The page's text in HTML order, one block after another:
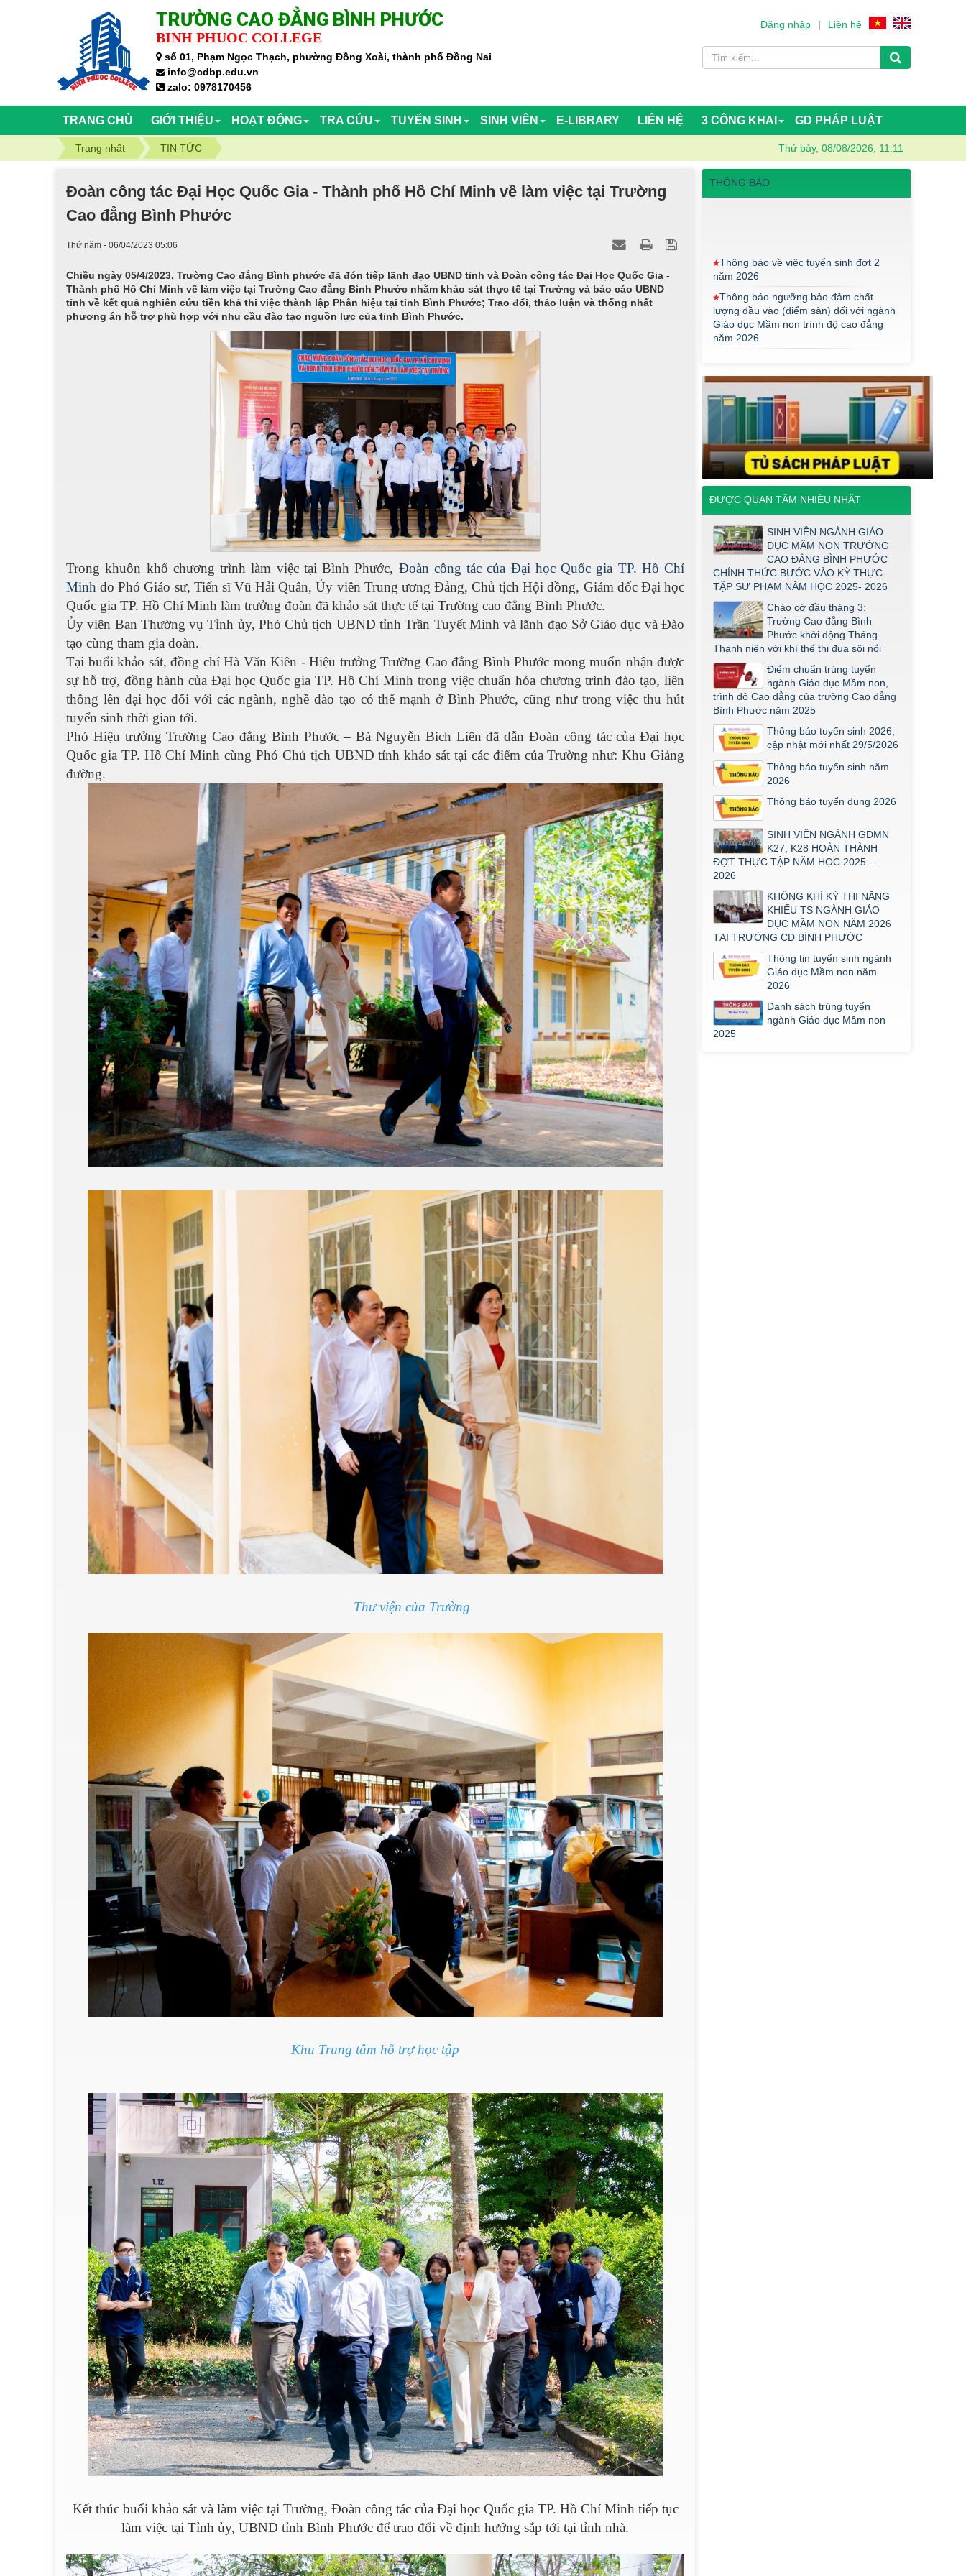
TRƯỜNG CAO ĐẲNG BÌNH PHƯỚC
BINH PHUOC COLLEGE
số 01, Phạm Ngọc Thạch, phường Đồng Xoài, thành phố Đồng Nai
info@cdbp.edu.vn
zalo: 0978170456
Đăng nhập | Liên hệ
TRANG CHỦ GIỚI THIỆU HOẠT ĐỘNG TRA CỨU TUYỂN SINH SINH VIÊN E-LIBRARY LIÊN HỆ 3 CÔNG KHAI GD PHÁP LUẬT
Trang nhất TIN TỨC Thứ bảy, 08/08/2026, 11:11
Đoàn công tác Đại Học Quốc Gia - Thành phố Hồ Chí Minh về làm việc tại Trường
Cao đẳng Bình Phước
Thứ năm - 06/04/2023 05:06
Chiều ngày 05/4/2023, Trường Cao đẳng Bình phước đã đón tiếp lãnh đạo UBND tỉnh và Đoàn công tác Đại Học Quốc Gia -
Thành phố Hồ Chí Minh về làm việc tại Trường Cao đẳng Bình Phước nhằm khảo sát thực tế tại Trường và báo cáo UBND
tỉnh về kết quả nghiên cứu tiền khả thi việc thành lập Phân hiệu tại tỉnh Bình Phước; Trao đổi, thảo luận và thống nhất
phương án hỗ trợ phù hợp với nhu cầu đào tạo nguồn lực của tỉnh Bình Phước.
Trong khuôn khổ chương trình làm việc tại Bình Phước, Đoàn công tác của Đại học Quốc gia TP. Hồ Chí
Minhdo Phó Giáo sư, Tiến sĩ Vũ Hải Quân, Ủy viên Trung ương Đảng, Chủ tịch Hội đồng, Giám đốc Đại học
Quốc gia TP. Hồ Chí Minh làm trưởng đoàn đã khảo sát thực tế tại Trường cao đẳng Bình Phước.
Ủy viên Ban Thường vụ Tỉnh ủy, Phó Chủ tịch UBND tỉnh Trần Tuyết Minh và lãnh đạo Sở Giáo dục và Đào
tạo cùng tham gia đoàn.
Tại buổi khảo sát, đồng chí Hà Văn Kiên - Hiệu trưởng Trường Cao đẳng Bình Phước mong muốn nhận được
sự hỗ trợ, đồng hành của Đại học Quốc gia TP. Hồ Chí Minh trong việc chuẩn hóa chương trình đào tạo, liên
thông lên đại học đối với các ngành, nghề đào tạo có thế mạnh ở Bình Phước, cũng như trong việc thu hút
tuyển sinh thời gian tới.
Phó Hiệu trưởng Trường Cao đẳng Bình Phước – Bà Nguyễn Bích Liên đã dẫn Đoàn công tác của Đại học
Quốc gia TP. Hồ Chí Minh cùng Phó Chủ tịch UBND tỉnh khảo sát tại các điểm của Trường như: Khu Giảng
đường.
Thư viện của Trường
Khu Trung tâm hỗ trợ học tập
Kết thúc buổi khảo sát và làm việc tại Trường, Đoàn công tác của Đại học Quốc gia TP. Hồ Chí Minh tiếp tục
làm việc tại Tỉnh ủy, UBND tỉnh Bình Phước để trao đổi về định hướng sắp tới tại tỉnh nhà.
THÔNG BÁO
Thông báo ngưỡng bảo đảm chất
lượng đầu vào (điểm sàn) đối với ngành
Giáo dục Mầm non trình độ cao đẳng
năm 2026
Điểm thi năng khiếu ngành Giáo dục
Mầm Non đợt 1 2026
THÔNG BÁO VỀ VIỆC PHÚC KHẢO
ĐIỂM THI TỐT NGHIỆP KHỐI Y DƯỢC
NĂM 2026
ĐIỂM TỐT NGHIỆP KHỐI Y - DƯỢC
NĂM 2026
Thông báo về việc tổ chức thi năng
khiếu ngành Giáo dục Mầm non năm
2026
Thông báo về việc tuyển sinh đợt 2
năm 2026
Thông báo ngưỡng bảo đảm chất
lượng đầu vào (điểm sàn) đối với ngành
Giáo dục Mầm non trình độ cao đẳng
năm 2026
Điểm thi năng khiếu ngành Giáo dục
Mầm Non đợt 1 2026
Thông báo về việc triển khai một số
văn bản mới
THÔNG BÁO VỀ VIỆC PHÚC KHẢO
ĐIỂM THI TỐT NGHIỆP KHỐI Y DƯỢC
NĂM 2026
ĐIỂM TỐT NGHIỆP KHỐI Y - DƯỢC
NĂM 2026
Thông báo về việc tổ chức thi năng
2026
ĐƯỢC QUAN TÂM NHIỀU NHẤT
SINH VIÊN NGÀNH GIÁO
DỤC MẦM NON TRƯỜNG
CAO ĐẲNG BÌNH PHƯỚC
CHÍNH THỨC BƯỚC VÀO KỲ THỰC
TẬP SƯ PHẠM NĂM HỌC 2025- 2026
Chào cờ đầu tháng 3:
Trường Cao đẳng Bình
Phước khởi động Tháng
Thanh niên với khí thế thi đua sôi nổi
Điểm chuẩn trúng tuyển
ngành Giáo dục Mầm non,
trình độ Cao đẳng của trường Cao đẳng
Bình Phước năm 2025
Thông báo tuyển sinh 2026;
cập nhật mới nhất 29/5/2026
Thông báo tuyển sinh năm
2026
Thông báo tuyển dụng 2026
SINH VIÊN NGÀNH GDMN
K27, K28 HOÀN THÀNH
ĐỢT THỰC TẬP NĂM HỌC 2025 –
2026
KHÔNG KHÍ KỲ THI NĂNG
KHIẾU TS NGÀNH GIÁO
DỤC MẦM NON NĂM 2026
TẠI TRƯỜNG CĐ BÌNH PHƯỚC
Thông tin tuyển sinh ngành
Giáo dục Mầm non năm
2026
Danh sách trúng tuyển
ngành Giáo dục Mầm non
2025